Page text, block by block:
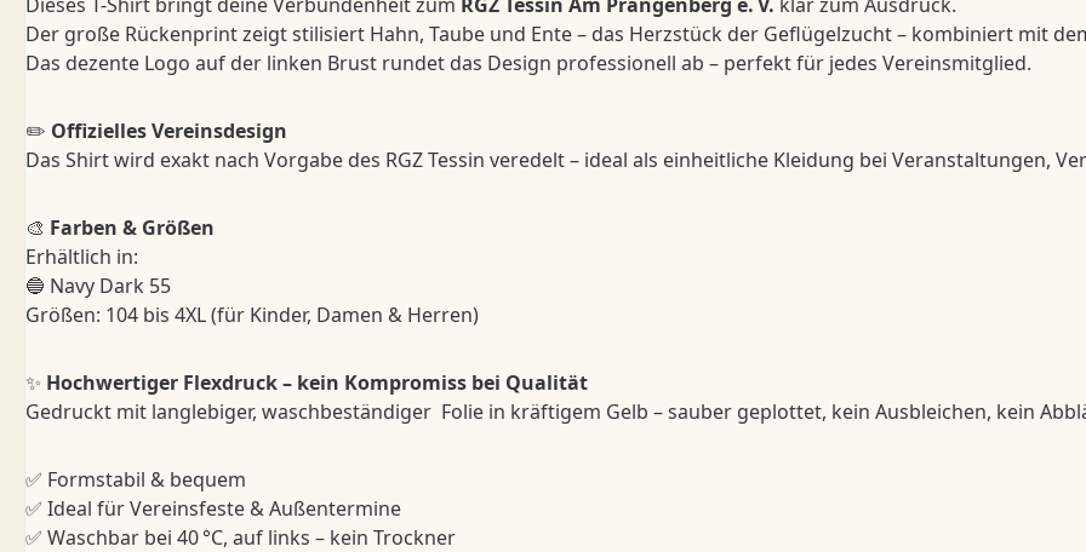
Der große Rückenprint zeigt stilisiert Hahn, Taube und Ente – das Herzstück der Geflügelzucht – kombiniert mit
Das dezente Logo auf der linken Brust rundet das Design professionell ab – perfekt für jedes Vereinsmitglied.
✏️ Offizielles Vereinsdesign
Das Shirt wird exakt nach Vorgabe des RGZ Tessin veredelt – ideal als einheitliche Kleidung bei Veranstaltungen,
🎨 Farben & Größen
Erhältlich in:
🔵 Navy Dark 55
Größen: 104 bis 4XL (für Kinder, Damen & Herren)
✨ Hochwertiger Flexdruck – kein Kompromiss bei Qualität
Gedruckt mit langlebiger, waschbeständiger Folie in kräftigem Gelb – sauber geplottet, kein Ausbleichen, kein
✅ Formstabil & bequem
✅ Ideal für Vereinsfeste & Außentermine
✅ Waschbar bei 40 °C, auf links – kein Trockner